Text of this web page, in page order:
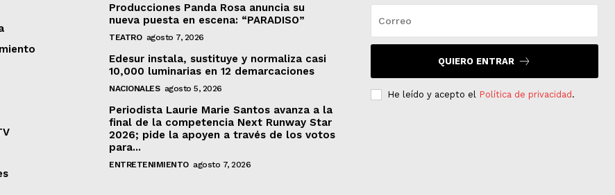
Producciones Panda Rosa anuncia su
nueva puesta en escena: “PARADISO”
TEATRO agosto 7, 2026
Edesur instala, sustituye y normaliza casi
10,000 luminarias en 12 demarcaciones
NACIONALES agosto 5, 2026
Periodista Laurie Marie Santos avanza a la
final de la competencia Next Runway Star
2026; pide la apoyen a través de los votos
para...
ENTRETENIMIENTO agosto 7, 2026
QUIERO ENTRAR
He leído y acepto el Política de privacidad .